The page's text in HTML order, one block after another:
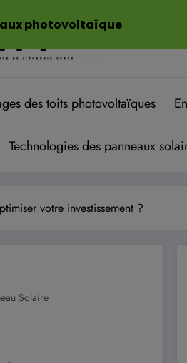
des toits photovoltaïques
Technologies des panneaux
votre investissement ?
Solaire
photovoltaïque